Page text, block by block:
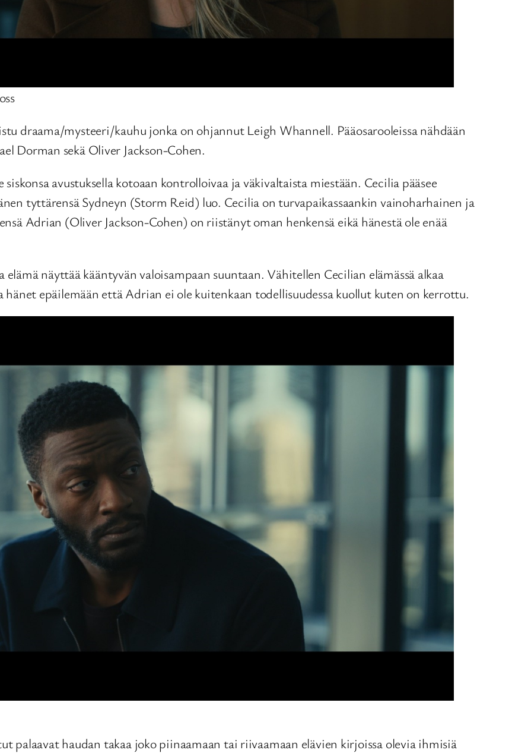
draama/mysteeri/kauhu jonka on ohjannut Leigh Whannell. Pääosarooleissa nähdään
Dorman sekä Oliver Jackson-Cohen.
avustuksella kotoaan kontrolloivaa ja väkivaltaista miestään. Cecilia pääsee
tyttärensä Sydneyn (Storm Reid) luo. Cecilia on turvapaikassaankin vainoharhainen ja
Adrian (Oliver Jackson-Cohen) on riistänyt oman henkensä eikä hänestä ole enää
näyttää kääntyvän valoisampaan suuntaan. Vähitellen Cecilian elämässä alkaa
epäilemään että Adrian ei ole kuitenkaan todellisuudessa kuollut kuten on kerrottu.
palaavat haudan takaa joko piinaamaan tai riivaamaan elävien kirjoissa olevia ihmisiä